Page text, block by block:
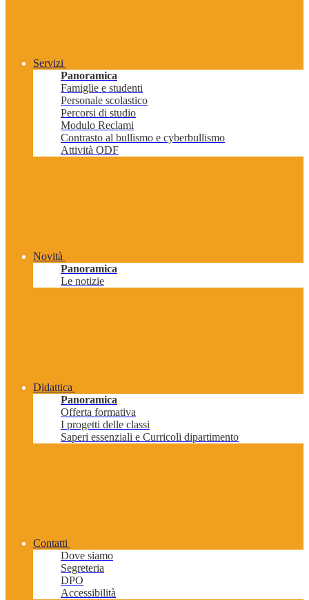
Servizi
Panoramica
Famiglie e studenti
Personale scolastico
Percorsi di studio
Modulo Reclami
Contrasto al bullismo e cyberbullismo
Attività ODF
Novità
Panoramica
Le notizie
Didattica
Panoramica
Offerta formativa
I progetti delle classi
Saperi essenziali e Curricoli dipartimento
Contatti
Dove siamo
Segreteria
DPO
Accessibilità